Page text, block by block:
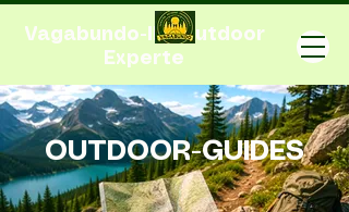
Vagabundo-Ihr Outdoor
Experte
OUTDOOR-GUIDES